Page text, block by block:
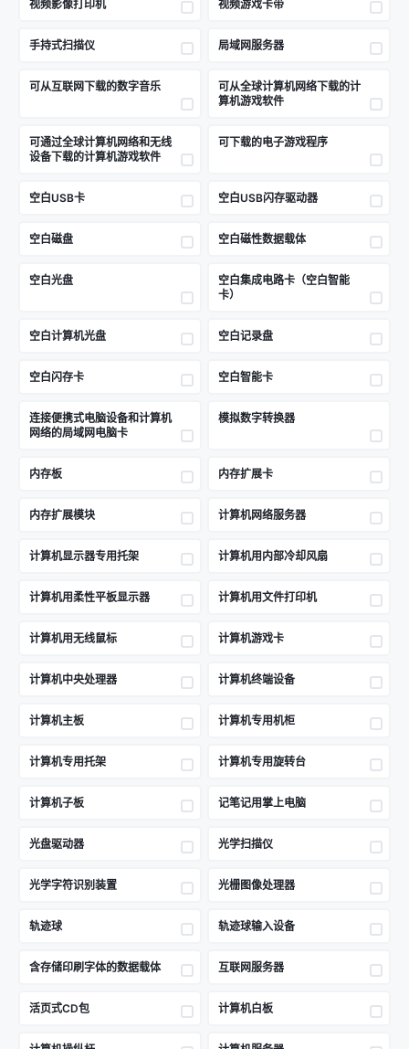
视频影像打印机 视频游戏卡带
手持式扫描仪 局域网服务器
可从互联网下载的数字音乐
可从全球计算机网络下载的计
算机游戏软件
可通过全球计算机网络和无线
设备下载的计算机游戏软件
可下载的电子游戏程序
空白USB卡 空白USB闪存驱动器
空白磁盘 空白磁性数据载体
空白光盘
空白集成电路卡（空白智能
卡）
空白计算机光盘 空白记录盘
空白闪存卡 空白智能卡
连接便携式电脑设备和计算机
网络的局域网电脑卡
模拟数字转换器
内存板 内存扩展卡
内存扩展模块 计算机网络服务器
计算机显示器专用托架 计算机用内部冷却风扇
计算机用柔性平板显示器 计算机用文件打印机
计算机用无线鼠标 计算机游戏卡
计算机中央处理器 计算机终端设备
计算机主板 计算机专用机柜
计算机专用托架 计算机专用旋转台
计算机子板 记笔记用掌上电脑
光盘驱动器 光学扫描仪
光学字符识别装置 光栅图像处理器
轨迹球 轨迹球输入设备
含存储印刷字体的数据载体 互联网服务器
活页式CD包 计算机白板